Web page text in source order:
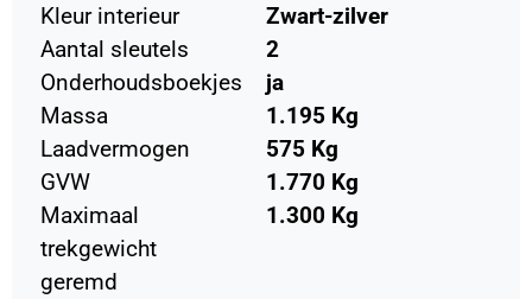
Kleur interieur
Zwart-zilver
Aantal sleutels
2
Onderhoudsboekjes
ja
Massa
1.195 Kg
Laadvermogen
575 Kg
GVW
1.770 Kg
Maximaal
trekgewicht
geremd
1.300 Kg